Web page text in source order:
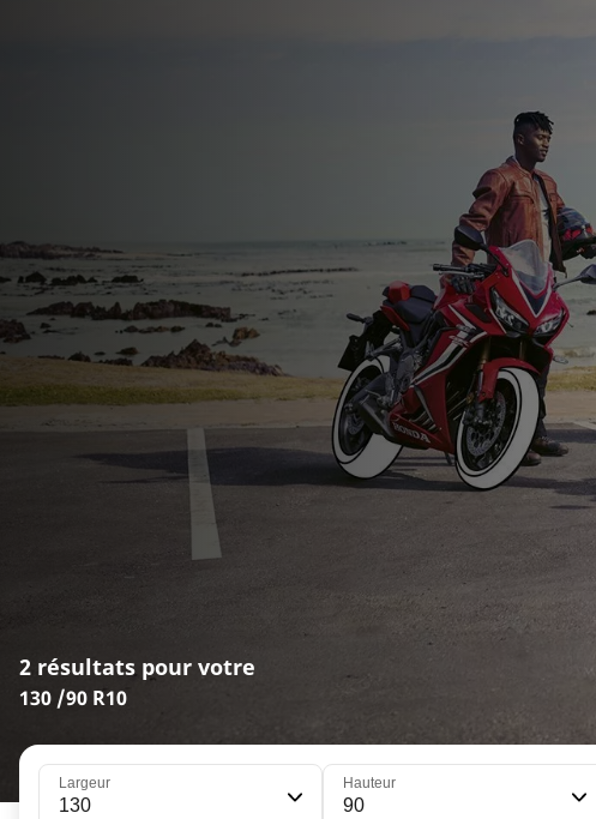
2 résultats pour votre
130 /90 R10
Largeur
130
Hauteur
90